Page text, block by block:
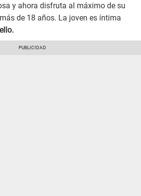
y ahora disfruta al máximo de su
de 18 años. La joven es íntima